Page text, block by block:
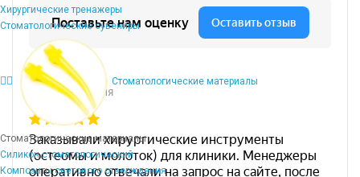
Хирургические тренажеры
Стоматологические сувениры
Стоматологические материалы
Стоматологические материалы
Силикон стоматологический
Композиты светового отверждения